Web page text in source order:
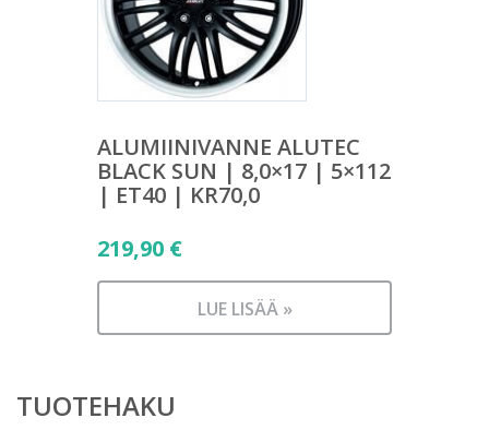
ALUMIINIVANNE ALUTEC
BLACK SUN | 8,0×17 | 5×112
| ET40 | KR70,0
219,90 €
LUE LISÄÄ »
TUOTEHAKU